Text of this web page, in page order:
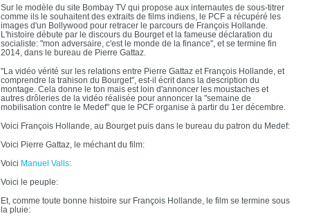
Sur le modèle du site Bombay TV qui propose aux internautes de sous-titrer
comme ils le souhaitent des extraits de films indiens, le PCF a récupéré les
images d'un Bollywood pour retracer le parcours de François Hollande.
L'histoire débute par le discours du Bourget et la fameuse déclaration du
socialiste: "mon adversaire, c'est le monde de la finance", et se termine fin
2014, dans le bureau de Pierre Gattaz.
"La vidéo vérité sur les relations entre Pierre Gattaz et François Hollande, et
comprendre la trahison du Bourget", est-il écrit dans la description du
montage. Cela donne le ton mais est loin d'annoncer les moustaches et
autres drôleries de la vidéo réalisée pour annoncer la "semaine de
mobilisation contre le Medef" que le PCF organise à partir du 1er décembre.
Voici François Hollande, au Bourget puis dans le bureau du patron du Medef:
Voici Pierre Gattaz, le méchant du film:
Voici Manuel Valls:
Voici le peuple:
Et, comme toute bonne histoire sur François Hollande, le film se termine sous
la pluie: